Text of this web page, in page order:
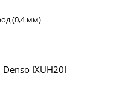
(0,4 мм)
IXUH20I